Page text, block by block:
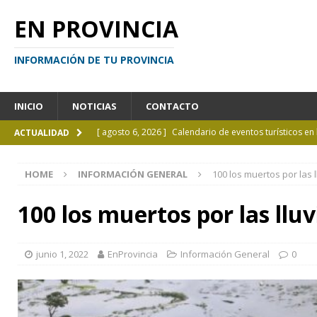
EN PROVINCIA
INFORMACIÓN DE TU PROVINCIA
INICIO NOTICIAS CONTACTO
ACTUALIDAD [ agosto 6, 2026 ] Calendario de eventos turísticos
[ agosto 5, 2026 ] La mujer que sobrevivió tras ser
Kicillof inauguró un nuevo SUM en
[ agosto 7, 2026 ] Borges sobre Almafuerte en la
HOME INFORMACIÓN GENERAL 100 los muertos por
100 los muertos por las
junio 1, 2022 EnProvincia Información General 0